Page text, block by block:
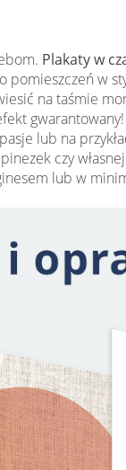
Plakaty w
w
na taśmie
lub na
czy
lub w